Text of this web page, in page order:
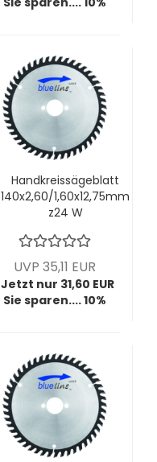
Handkreissägeblatt
140x2,60/1,60x12,75mm
z24 W
UVP 35,11 EUR
Jetzt nur 31,60 EUR
Sie sparen.... 10%